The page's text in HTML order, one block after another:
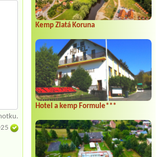
Kemp Zlatá Koruna
Hotel a kemp Formule***